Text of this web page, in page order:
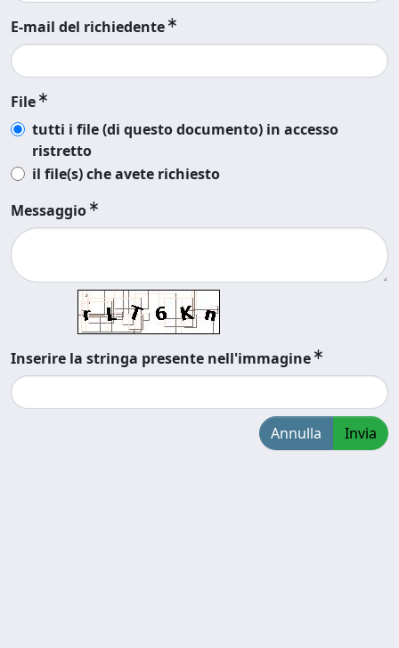
E-mail del richiedente
File
tutti i file (di questo documento) in accesso
ristretto
il file(s) che avete richiesto
Messaggio
Inserire la stringa presente nell'immagine
Annulla Invia